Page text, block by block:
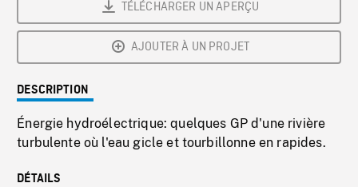
TÉLÉCHARGER UN APERÇU
AJOUTER À UN PROJET
DESCRIPTION
Énergie hydroélectrique: quelques GP d'une rivière
turbulente où l'eau gicle et tourbillonne en rapides.
DÉTAILS